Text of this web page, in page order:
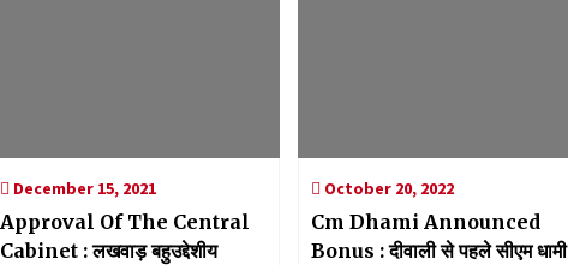
December 15, 2021
Approval Of The Central
Cabinet : लखवाड़ बहुउद्देशीय
October 20, 2022
Cm Dhami Announced
Bonus : दीवाली से पहले सीएम धामी